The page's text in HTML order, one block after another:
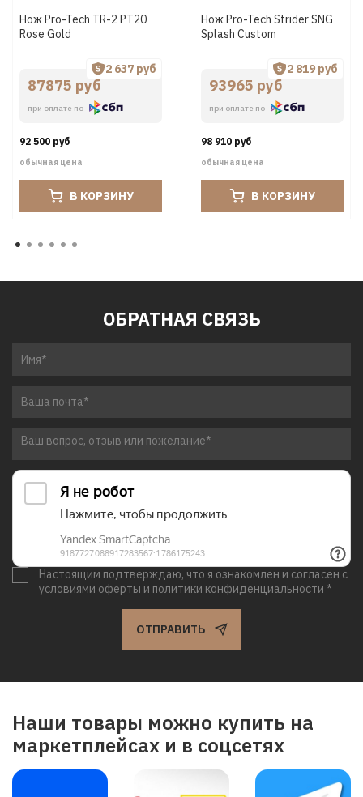
Нож Pro-Tech TR-2 PT20
Rose Gold
87875 руб
при оплате по
2 637 руб
92 500 руб
обычная цена
В КОРЗИНУ
Нож Pro-Tech Strider SNG
Splash Custom
93965 руб
при оплате по
2 819 руб
98 910 руб
обычная цена
В КОРЗИНУ
ОБРАТНАЯ СВЯЗЬ
Настоящим подтверждаю, что я ознакомлен и согласен с
условиями оферты и политики конфиденциальности *
ОТПРАВИТЬ
Наши товары можно купить на
маркетплейсах и в соцсетях